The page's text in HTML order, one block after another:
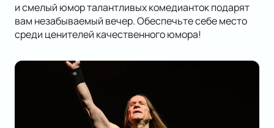
и смелый юмор талантливых комедианток подарят
вам незабываемый вечер. Обеспечьте себе место
среди ценителей качественного юмора!